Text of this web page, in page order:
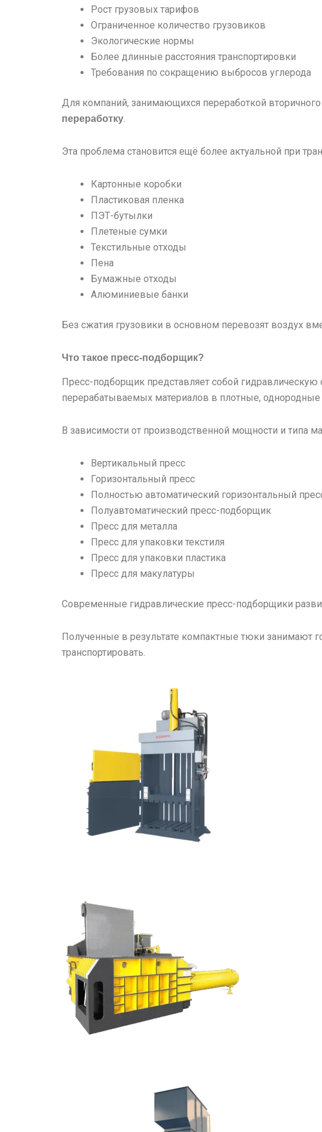
Рост грузовых тарифов
Ограниченное количество грузовиков
Экологические нормы
Более длинные расстояния транспортировки
Требования по сокращению выбросов углерода
Для компаний, занимающихся переработкой
переработку
Эта проблема становится ещё более актуальной при
Картонные коробки
Пластиковая пленка
ПЭТ-бутылки
Плетеные сумки
Текстильные отходы
Пена
Бумажные отходы
Алюминиевые банки
Без сжатия грузовики в основном перевозят воздух
Что такое пресс-подборщик?
Пресс-подборщик представляет собой
перерабатываемых материалов в плотные,
В зависимости от производственной мощности и типа
Вертикальный пресс
Горизонтальный пресс
Полностью автоматический горизонтальный
Полуавтоматический пресс-подборщик
Пресс для металла
Пресс для упаковки текстиля
Пресс для упаковки пластика
Пресс для макулатуры
Современные гидравлические пресс-подборщики
Полученные в результате компактные тюки занимают
транспортировать.